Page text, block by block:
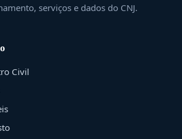
serviços e dados do CNJ.
Civil